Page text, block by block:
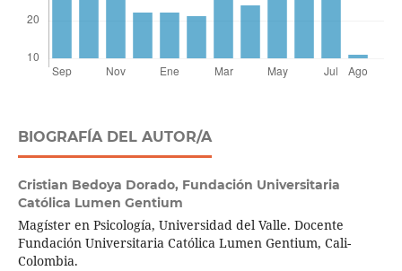
BIOGRAFÍA DEL AUTOR/A
Cristian Bedoya Dorado, Fundación Universitaria
Católica Lumen Gentium
Magíster en Psicología, Universidad del Valle. Docente
Fundación Universitaria Católica Lumen Gentium, Cali-
Colombia.